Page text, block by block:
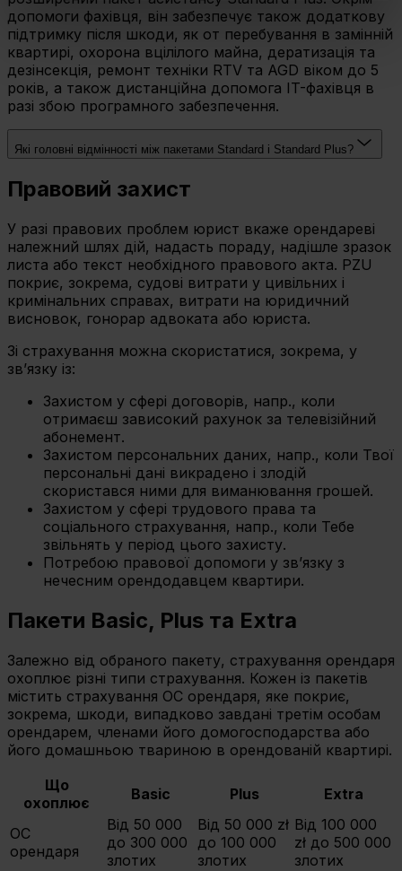
podobnych
technologiach.
Umożliwiamy Ci dostosowanie preferencji poprzez
użycie opcji „spersonalizuj” –możesz udzielić zgód na
wykorzystanie innych niż niezbędne Cookies. Zgody
możesz zmienić lub wycofać w każdym czasie. W tym
wybierz czarny przycisk znajdujący się w lewym dolnym
допомоги фахівця, він забезпечує також додаткову
підтримку після шкоди, як от перебування в замінній
квартирі, охорона вцілілого майна, дератизація та
дезінсекція, ремонт техніки RTV та AGD віком до 5
років, а також дистанційна допомога IT-фахівця в
разі збою програмного забезпечення.
Які головні відмінності між пакетами Standard і Standard Plus?
Правовий захист
У разі правових проблем юрист вкаже орендареві
належний шлях дій, надасть пораду, надішле зразок
листа або текст необхідного правового акта. PZU
покриє, зокрема, судові витрати у цивільних і
кримінальних справах, витрати на юридичний
висновок, гонорар адвоката або юриста.
Зі страхування можна скористатися, зокрема, у
зв’язку із:
Захистом у сфері договорів, напр., коли
отримаєш зависокий рахунок за телевізійний
абонемент.
Захистом персональних даних, напр., коли Твої
персональні дані викрадено і злодій
скористався ними для виманювання грошей.
Захистом у сфері трудового права та
соціального страхування, напр., коли Тебе
звільнять у період цього захисту.
Потребою правової допомоги у зв’язку з
нечесним орендодавцем квартири.
Пакети Basic, Plus та Extra
Залежно від обраного пакету, страхування орендаря
охоплює різні типи страхування. Кожен із пакетів
містить страхування OC орендаря, яке покриє,
зокрема, шкоди, випадково завдані третім особам
орендарем, членами його домогосподарства або
його домашньою твариною в орендованій квартирі.
Що
охоплює
Basic Plus Extra
OC
орендаря
Від 50 000
до 300 000
злотих
Від 50 000 zł
до 100 000
злотих
Від 100 000
zł до 500 000
злотих